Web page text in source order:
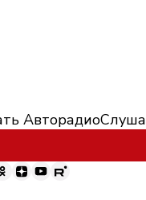
Авторадио